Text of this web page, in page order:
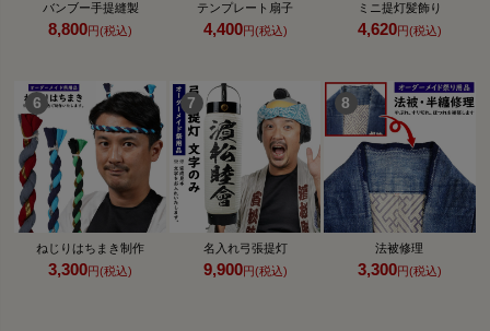
バンブー手提縫製
8,800円(税込)
テンプレート扇子
4,400円(税込)
ミニ提灯髪飾り
4,620円(税込)
ねじりはちまき制作
3,300円(税込)
名入れ弓張提灯
9,900円(税込)
法被修理
3,300円(税込)